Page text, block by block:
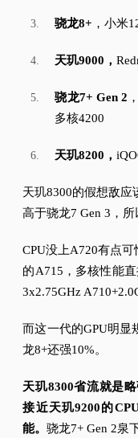
骁龙8+ ，小米
天玑9000，
骁龙7+ Gen 2
多核4200
天玑8200，
天玑8300的假想敌应
高于骁龙7 Gen 3，
CPU没上A720有点
的A715，多核性能
3x2.75GHz
而这一代的GPU明显
龙8+还强10%。
天玑8300省流就是
接近天玑9200的
能。骁龙7+ Gen 2泉